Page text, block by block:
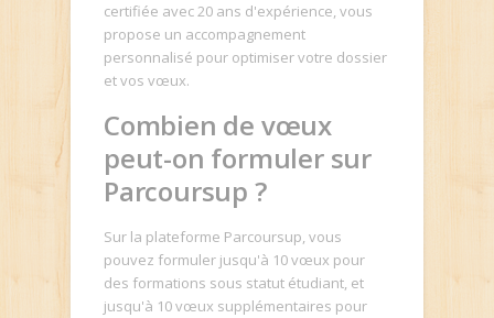
certifiée avec 20 ans d'expérience, vous
propose un accompagnement
personnalisé pour optimiser votre dossier
et vos vœux.
Combien de vœux
peut-on formuler sur
Parcoursup ?
Sur la plateforme Parcoursup, vous
pouvez formuler jusqu'à 10 vœux pour
des formations sous statut étudiant, et
jusqu'à 10 vœux supplémentaires pour